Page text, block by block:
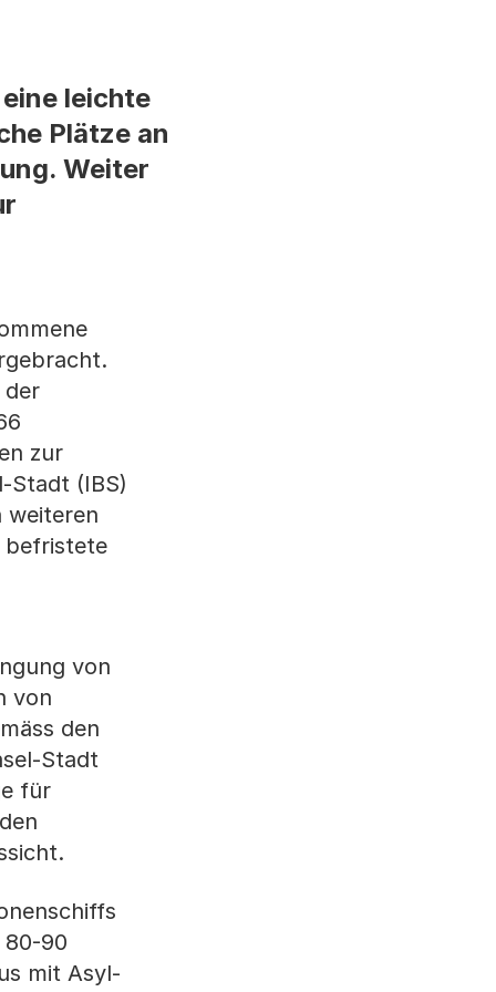
leichte
Plätze an
Weiter
der
zur
Stadt (IBS)
weiteren
befristete
von
von
den
Stadt
für
80-90
mit Asyl-